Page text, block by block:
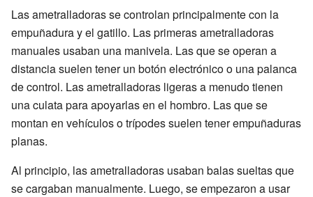
Las ametralladoras se controlan principalmente con la
empuñadura y el gatillo. Las primeras ametralladoras
manuales usaban una manivela. Las que se operan a
distancia suelen tener un botón electrónico o una palanca
de control. Las ametralladoras ligeras a menudo tienen
una culata para apoyarlas en el hombro. Las que se
montan en vehículos o trípodes suelen tener empuñaduras
planas.
Al principio, las ametralladoras usaban balas sueltas que
se cargaban manualmente. Luego, se empezaron a usar